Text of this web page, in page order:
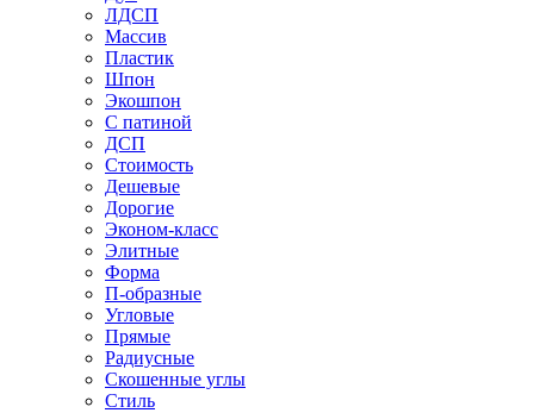
ЛДСП
Массив
Пластик
Шпон
Экошпон
С патиной
ДСП
Стоимость
Дешевые
Дорогие
Эконом-класс
Элитные
Форма
П-образные
Угловые
Прямые
Радиусные
Скошенные углы
Стиль